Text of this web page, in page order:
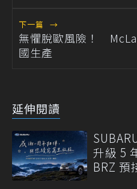
下一篇 →
無懼脫歐風險！
國生產
延伸閱讀
升級 5
BRZ 預